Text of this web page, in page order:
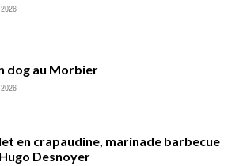
dog au Morbier
en crapaudine, marinade barbecue
Desnoyer